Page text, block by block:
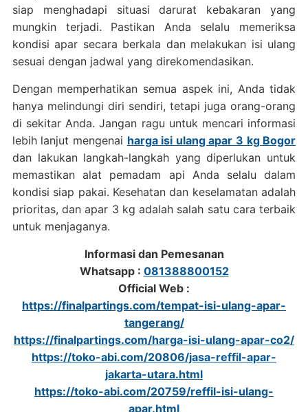
siap menghadapi situasi darurat kebakaran yang
mungkin terjadi. Pastikan Anda selalu memeriksa
kondisi apar secara berkala dan melakukan isi ulang
sesuai dengan jadwal yang direkomendasikan.
Dengan memperhatikan semua aspek ini, Anda tidak
hanya melindungi diri sendiri, tetapi juga orang-orang
di sekitar Anda. Jangan ragu untuk mencari informasi
lebih lanjut mengenai harga isi ulang apar 3 kg Bogor
dan lakukan langkah-langkah yang diperlukan untuk
memastikan alat pemadam api Anda selalu dalam
kondisi siap pakai. Kesehatan dan keselamatan adalah
prioritas, dan apar 3 kg adalah salah satu cara terbaik
untuk menjaganya.
Informasi dan Pemesanan
Whatsapp : 081388800152
Official Web :
https://finalpartings.com/tempat-isi-ulang-apar-
tangerang/
https://finalpartings.com/harga-isi-ulang-apar-co2/
https://toko-abi.com/20806/jasa-reffil-apar-
jakarta-utara.html
https://toko-abi.com/20759/reffil-isi-ulang-
apar.html